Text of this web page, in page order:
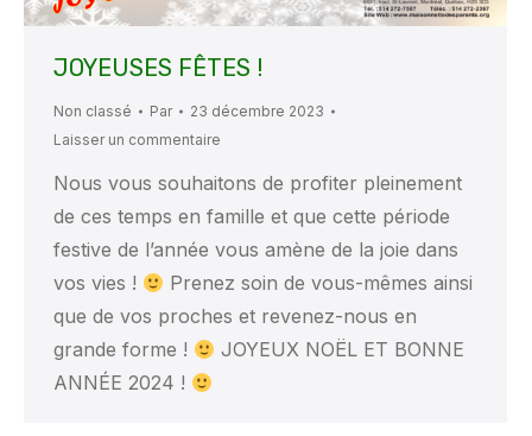
JOYEUSES FÊTES !
Non classé Par
23 décembre 2023
Laisser un commentaire
Nous vous souhaitons de profiter pleinement
de ces temps en famille et que cette période
festive de l’année vous amène de la joie dans
vos vies !
Prenez soin de vous-mêmes ainsi
que de vos proches et revenez-nous en
grande forme !
JOYEUX NOËL ET BONNE
ANNÉE 2024 !